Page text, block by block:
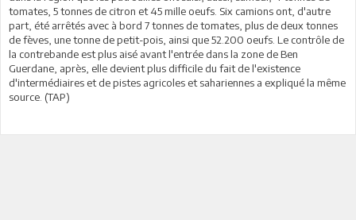
tomates, 5 tonnes de citron et 45 mille oeufs. Six camions ont, d'autre
part, été arrêtés avec à bord 7 tonnes de tomates, plus de deux tonnes
de fèves, une tonne de petit-pois, ainsi que 52.200 oeufs. Le contrôle de
la contrebande est plus aisé avant l'entrée dans la zone de Ben
Guerdane, après, elle devient plus difficile du fait de l'existence
d'intermédiaires et de pistes agricoles et sahariennes a expliqué la même
source. (TAP)